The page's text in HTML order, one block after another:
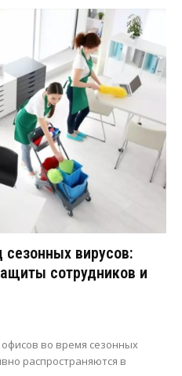
вирусов:
сотрудников и
во время сезонных
распространяются в